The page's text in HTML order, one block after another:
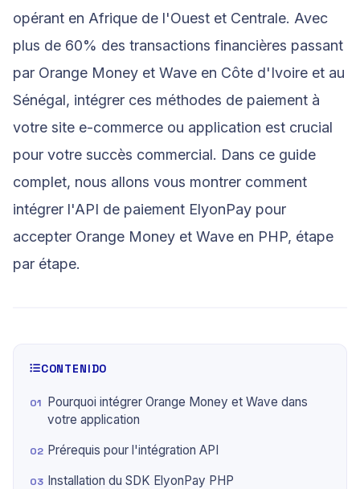
opérant en Afrique de l'Ouest et Centrale. Avec
plus de 60% des transactions financières passant
par Orange Money et Wave en Côte d'Ivoire et au
Sénégal, intégrer ces méthodes de paiement à
votre site e-commerce ou application est crucial
pour votre succès commercial. Dans ce guide
complet, nous allons vous montrer comment
intégrer l'API de paiement ElyonPay pour
accepter Orange Money et Wave en PHP, étape
par étape.
CONTENIDO
Pourquoi intégrer Orange Money et Wave dans
votre application
Prérequis pour l'intégration API
Installation du SDK ElyonPay PHP